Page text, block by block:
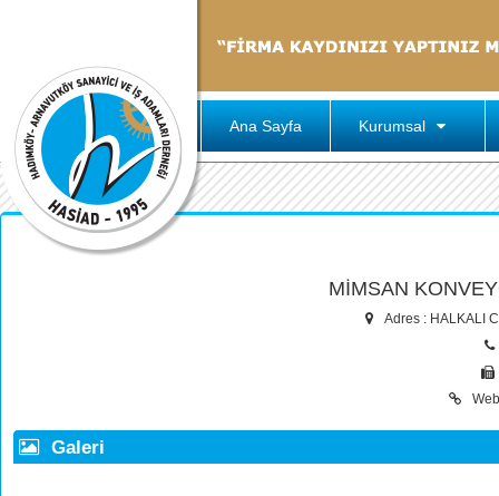
Ana Sayfa Kurumsal
MİMSAN
Adres : HALKALI
Galeri